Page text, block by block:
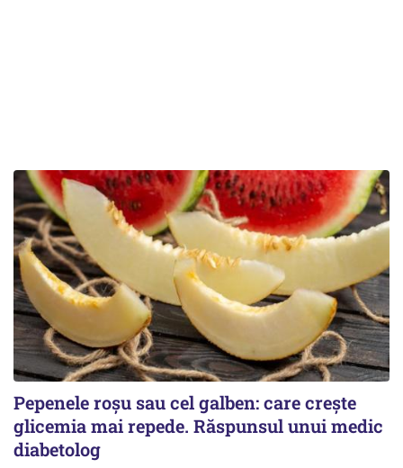
Pepenele roșu sau cel galben: care crește
glicemia mai repede. Răspunsul unui medic
diabetolog